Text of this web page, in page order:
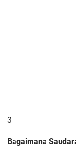
3
Bagaimana